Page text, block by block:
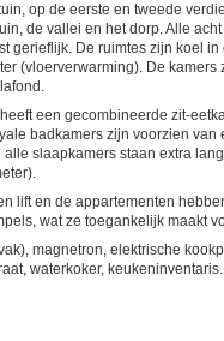
op de eerste en tweede
de vallei en het dorp. Alle
gerieflijk. De ruimtes zijn koel in
(vloerverwarming). De kamers
een gecombineerde zit-
badkamers zijn voorzien van
slaapkamers staan extra
lift en de appartementen
wat ze toegankelijk maakt
magnetron, elektrische
waterkoker, keukeninventaris.